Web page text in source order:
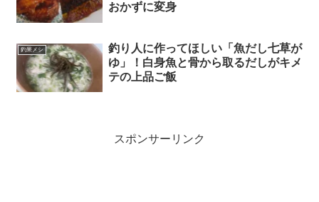
おかずに変身
釣果メシ
釣り人に作ってほしい「魚だし七草が
ゆ」！白身魚と骨から取るだしがキメ
テの上品ご飯
スポンサーリンク